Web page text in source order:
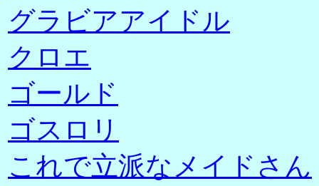
グラビアアイドル
クロエ
ゴールド
ゴスロリ
これで立派なメイドさん